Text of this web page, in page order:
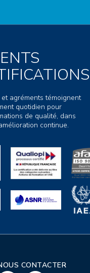
agréments témoignent
quotidien pour
de qualité, dans
continue.
CONTACTER